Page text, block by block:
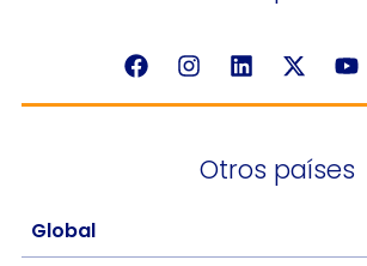
Otros países
Global